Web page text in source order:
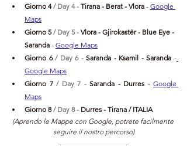
Giorno 4 / Day 4 - Tirana - Berat - Vlora - Google
Maps
Giorno 5 / Day 5 - Vlora - Gjirokastër - Blue Eye -
Saranda - Google Maps
Giorno 6 / Day 6 - Saranda - Ksamil - Saranda -
Google Maps
Giorno 7 / Day 7 - Saranda - Durres - Google
Maps
Giorno 8 / Day 8 - Durres - Tirana / ITALIA
(Aprendo le Mappe con Google, potrete facilmente
seguire il nostro percorso)